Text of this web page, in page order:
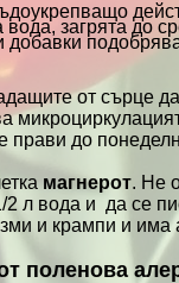
загрята до
от сърце
прави до
магнерот. Не
2 л вода и да се
и крампи и има
поленова